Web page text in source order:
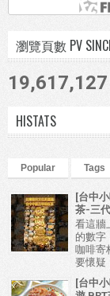
瀏覽頁數 PV
19,617,127
HISTATS
Popular Tags
[台中
茶-三
看這牆
的數字
咖啡寄
要懷疑
[台中